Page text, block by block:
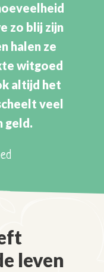
zo blij zijn
halen ze
witgoed
altijd het
veel
geld.
leven